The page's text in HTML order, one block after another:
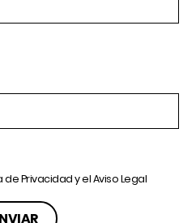
de Privacidady elAviso Legal